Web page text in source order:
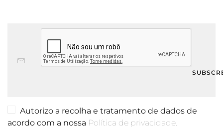
Autorizo a recolha e tratamento de dados de
acordo com a nossa Política de privacidade.